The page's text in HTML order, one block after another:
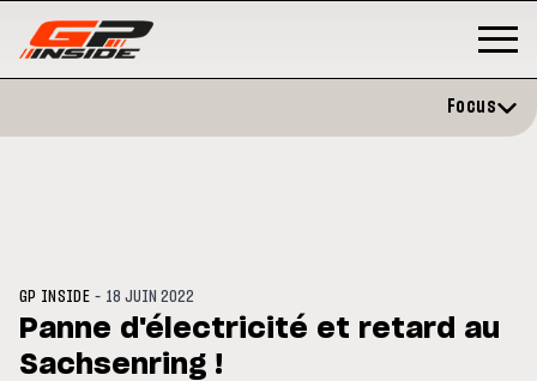
Focus
GP INSIDE - 18 JUIN 2022
Panne d'électricité et retard au
Sachsenring !